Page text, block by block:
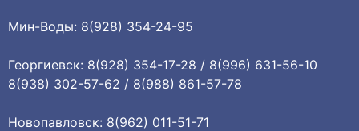
Мин-Воды: 8(928) 354-24-95
Георгиевск: 8(928) 354-17-28 / 8(996) 631-56-10
8(938) 302-57-62 / 8(988) 861-57-78
Новопавловск: 8(962) 011-51-71